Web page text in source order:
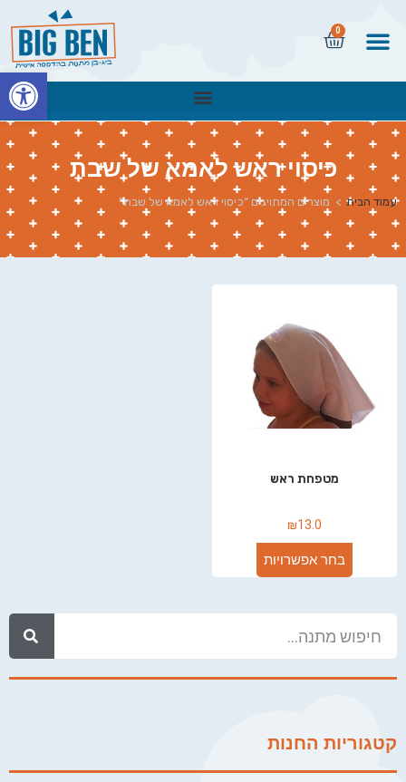
0
כיסוי ראש לאמא של שבת
עמוד הבית > מוצרים המתויגים “כיסוי ראש לאמא של שבת”
קטגוריות החנות
מטפחת ראש
₪13.0
בחר אפשרויות